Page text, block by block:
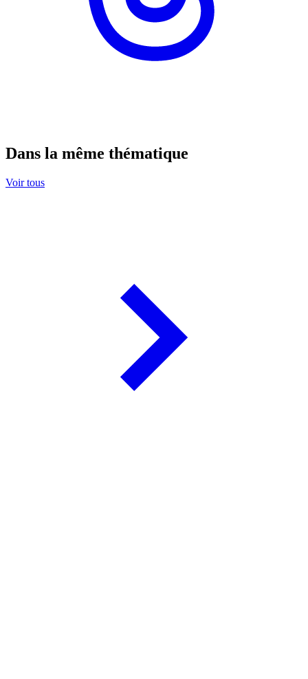
Dans la même thématique
Voir tous